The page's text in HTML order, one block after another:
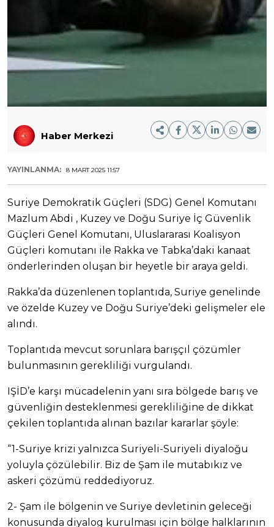
Haber Merkezi
YAYINLANMA: 8 MART 2025 11:57
Suriye Demokratik Güçleri (SDG) Genel Komutanı
Mazlum Abdi , Kuzey ve Doğu Suriye İç Güvenlik
Güçleri Genel Komutanı, Uluslararası Koalisyon
Güçleri komutanı ile Rakka ve Tabka’daki kanaat
önderlerinden oluşan bir heyetle bir araya geldi.
Rakka’da düzenlenen toplantıda, Suriye genelinde
ve özelde Kuzey ve Doğu Suriye’deki gelişmeler ele
alındı.
Toplantıda mevcut sorunlara barışçıl çözümler
bulunmasının gerekliliği vurgulandı.
IŞİD’e karşı mücadelenin yanı sıra bölgede barış ve
güvenliğin desteklenmesi gerekliliğine de dikkat
çekilen toplantıda alınan bazılar kararlar şöyle:
“1-Suriye krizi yalnızca Suriyeli-Suriyeli diyaloğu
yoluyla çözülebilir. Biz de Şam ile mutabıkız ve
askeri çözümü reddediyoruz.
2- Şam ile bölgenin ve Suriye devletinin geleceği
konusunda diyalog kurulması için bölge halklarının